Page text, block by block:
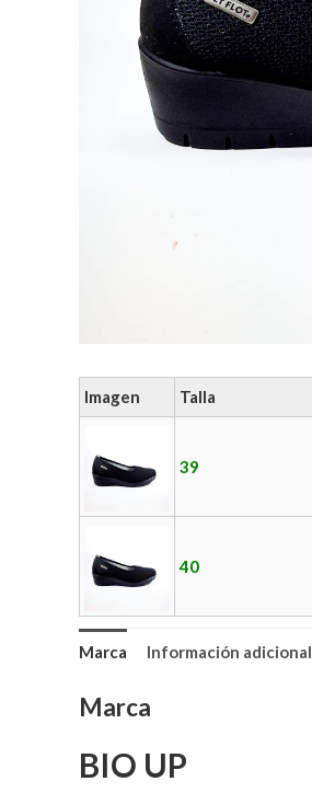
Imagen Talla
39
40
Marca Información adicional
Marca
BIO UP